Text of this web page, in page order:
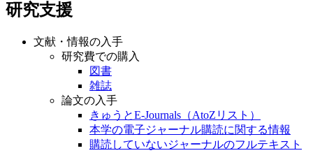
研究支援
文献・情報の入手
研究費での購入
図書
雑誌
論文の入手
きゅうとE-Journals（AtoZリスト）
本学の電子ジャーナル購読に関する情報
購読していないジャーナルのフルテキスト